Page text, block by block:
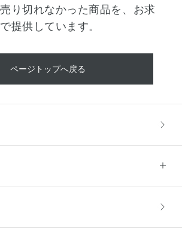
り切れなかった商品を、お求
提供しています。
ページトップへ戻る